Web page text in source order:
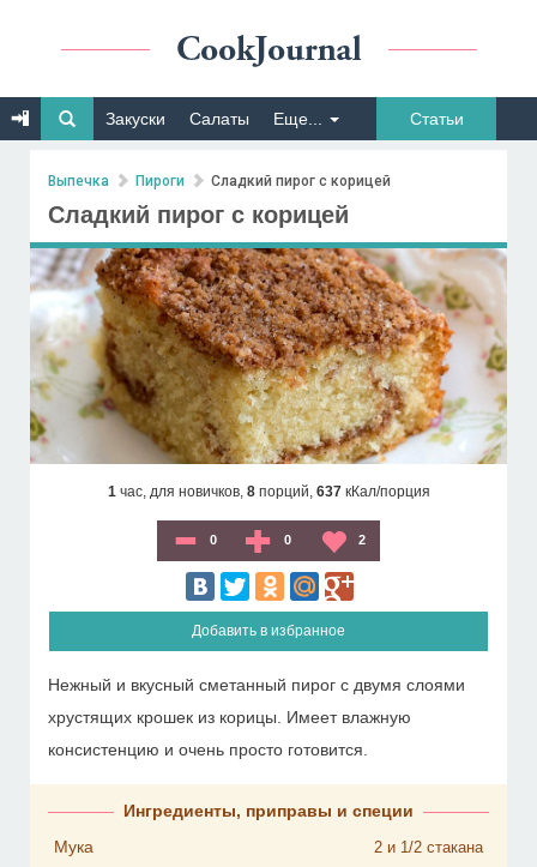
Закуски Салаты Еще... Статьи
Выпечка Пироги Сладкий пирог с корицей
Сладкий пирог с корицей
1час, для новичков, 8порций, 637кКал/порция
0 0 2
Добавить в избранное
Нежный и вкусный сметанный пирог с двумя слоями
хрустящих крошек из корицы. Имеет влажную
консистенцию и очень просто готовится.
Ингредиенты, приправы и специи
Мука
2 и 1/2 стакана